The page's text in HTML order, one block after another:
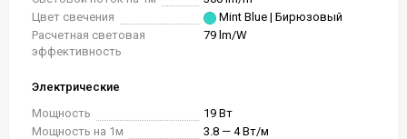
Цвет свечения
Mint Blue | Бирюзовый
Расчетная световая
эффективность
79 lm/W
Электрические
Мощность
19 Вт
Мощность на 1м
3.8 — 4 Вт/м